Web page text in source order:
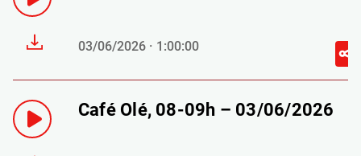
03/06/2026 · 1:00:00
Café Olé, 08-09h – 03/06/2026